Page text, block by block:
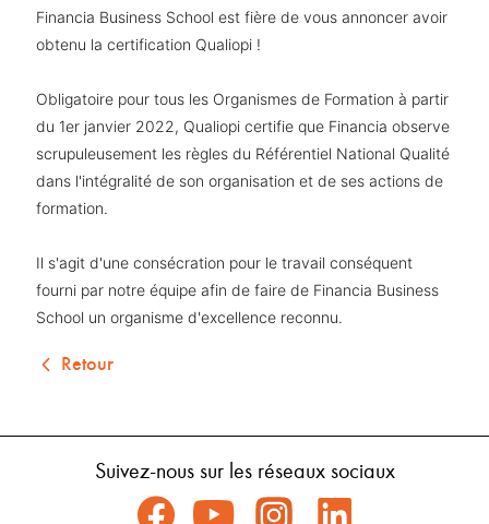
Financia Business School est fière de vous annoncer avoir
obtenu la certification Qualiopi !
Obligatoire pour tous les Organismes de Formation à partir
du 1er janvier 2022, Qualiopi certifie que Financia observe
scrupuleusement les règles du Référentiel National Qualité
dans l'intégralité de son organisation et de ses actions de
formation.
Il s'agit d'une consécration pour le travail conséquent
fourni par notre équipe afin de faire de Financia Business
School un organisme d'excellence reconnu.
Retour
Suivez-nous sur les réseaux sociaux